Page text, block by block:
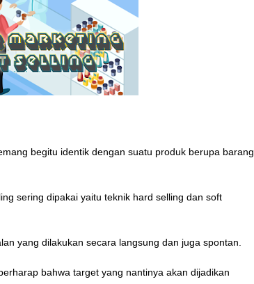
begitu identik dengan suatu produk berupa barang
sering dipakai yaitu teknik hard selling dan soft
yang dilakukan secara langsung dan juga spontan.
bahwa target yang nantinya akan dijadikan